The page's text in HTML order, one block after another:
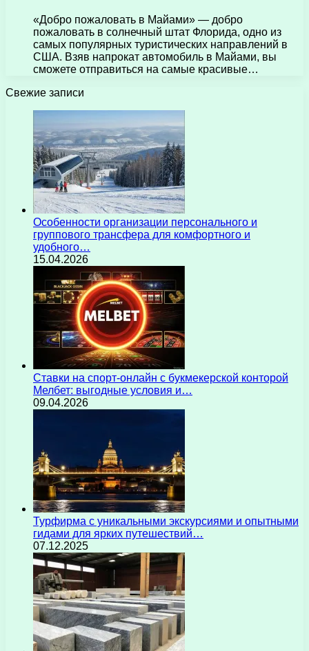
«Добро пожаловать в Майами» — добро
пожаловать в солнечный штат Флорида, одно из
самых популярных туристических направлений в
США. Взяв напрокат автомобиль в Майами, вы
сможете отправиться на самые красивые…
Свежие записи
Особенности организации персонального и
группового трансфера для комфортного и
удобного…
15.04.2026
Ставки на спорт-онлайн с букмекерской конторой
Мелбет: выгодные условия и…
09.04.2026
Турфирма с уникальными экскурсиями и опытными
гидами для ярких путешествий…
07.12.2025